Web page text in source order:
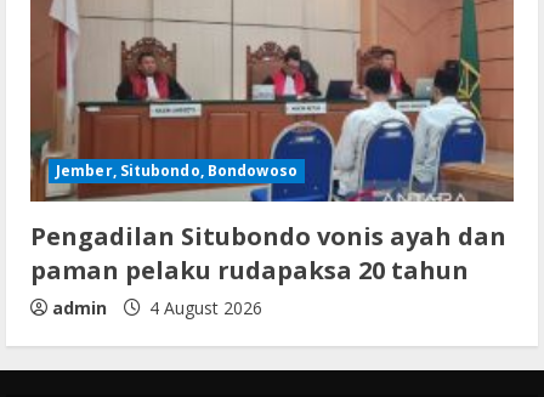
Jember, Situbondo, Bondowoso
Pengadilan Situbondo vonis ayah dan
paman pelaku rudapaksa 20 tahun
admin 4 August 2026